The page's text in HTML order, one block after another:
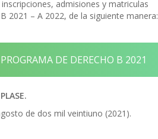
admisiones y matriculas
2021 – A 2022, de la siguiente manera:
DE DERECHO B 2021
de dos mil veintiuno (2021).